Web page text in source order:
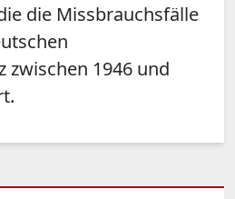
die Missbrauchsfälle
zwischen 1946 und